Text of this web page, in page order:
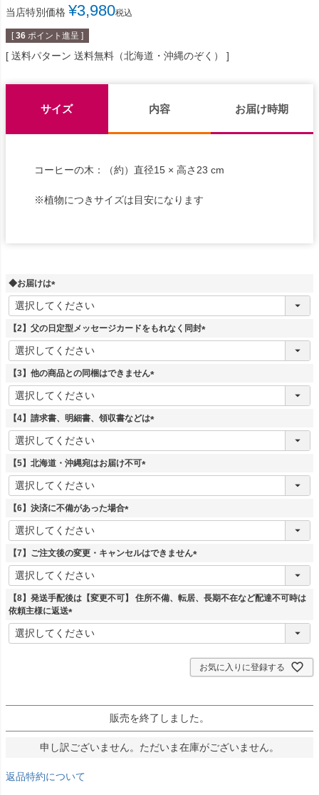
当店特別価格 ¥3,980税込
[ 36 ポイント進呈 ]
送料パターン 送料無料（北海道・沖縄のぞく）
サイズ 内容 お届け時期
コーヒーの木：（約）直径15 × 高さ23 cm
※植物につきサイズは目安になります
◆お届けは
(
必
須
【2】父の日定型メッセージカードをもれなく同封
(
【3】他の商品との同梱はできません
(
須
【4】請求書、明細書、領収書などは
(
【5】北海道・沖縄宛はお届け不可
(
【6】決済に不備があった場合
(
須
【7】ご注文後の変更・キャンセルはできません
(
須
【8】発送手配後は【変更不可】 住所不備、転居、長期不在など配達不可時は
依頼主様に返送
(
必
お気に入りに登録する
販売を終了しました。
申し訳ございません。ただいま在庫がございません。
返品特約について